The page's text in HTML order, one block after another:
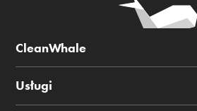
CleanWhale
Usługi